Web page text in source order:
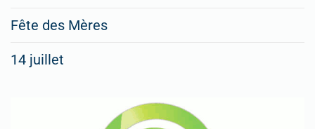
Fête des Mères
14 juillet